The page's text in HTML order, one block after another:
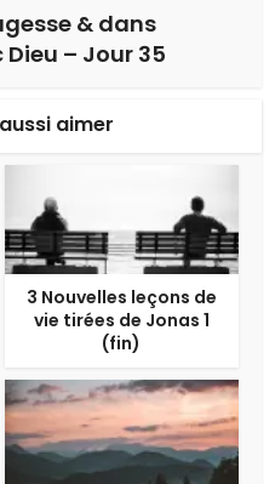
& dans
– Jour 35
aimer
3 Nouvelles leçons de
vie tirées de Jonas 1
(fin)